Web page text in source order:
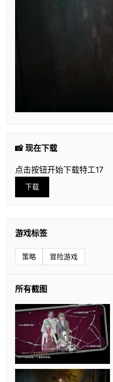
📸 现在下载
点击按钮开始下载特工17
下载
游戏标签
策略 冒险游戏
所有截图